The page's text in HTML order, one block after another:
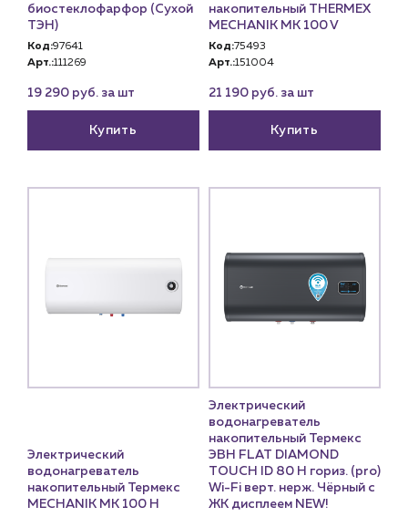
биостеклофарфор (Сухой
ТЭН)
Код:97641
Арт.:111269
19 290 руб. за шт
Купить
накопительный THERMEX
MECHANIK MK 100 V
Код:75493
Арт.:151004
21 190 руб. за шт
Купить
Электрический
водонагреватель
накопительный Термекс
MECHANIK MK 100 H
Электрический
водонагреватель
накопительный Термекс
ЭВН FLAT DIAMOND
TOUCH ID 80 H гориз. (pro)
Wi-Fi верт. нерж. Чёрный с
ЖК дисплеем NEW!